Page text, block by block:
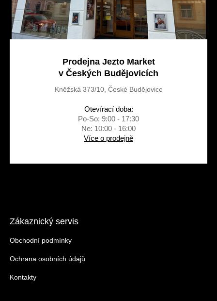
Prodejna Jezto Market
v Českých Budějovicích
Kněžská 373/10, České Budějovice
Otevírací doba:
Po-So: 9:00 - 17:30
Ne: 10:00 - 16:00
Více o prodejně
Zákaznický servis
Obchodní podmínky
Ochrana osobních údajů
Kontakty